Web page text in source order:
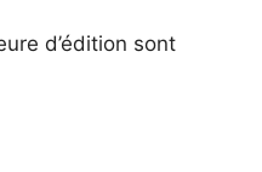
d’édition sont